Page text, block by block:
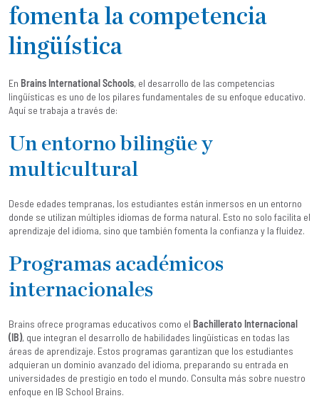
fomenta la competencia
lingüística
En Brains International Schools, el desarrollo de las competencias
lingüísticas es uno de los pilares fundamentales de su enfoque educativo.
Aquí se trabaja a través de:
Un entorno bilingüe y
multicultural
Desde edades tempranas, los estudiantes están inmersos en un entorno
donde se utilizan múltiples idiomas de forma natural. Esto no solo facilita el
aprendizaje del idioma, sino que también fomenta la confianza y la fluidez.
Programas académicos
internacionales
Brains ofrece programas educativos como el Bachillerato Internacional
(IB), que integran el desarrollo de habilidades lingüísticas en todas las
áreas de aprendizaje. Estos programas garantizan que los estudiantes
adquieran un dominio avanzado del idioma, preparando su entrada en
universidades de prestigio en todo el mundo. Consulta más sobre nuestro
enfoque en IB School Brains.